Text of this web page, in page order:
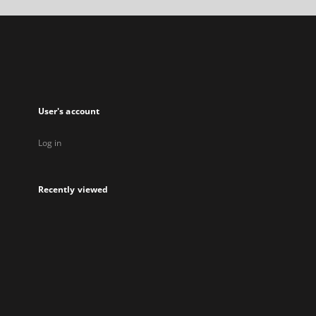
a
User's account
Log in
Recently viewed